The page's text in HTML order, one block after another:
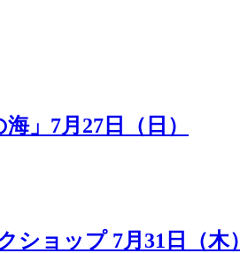
」7月27日（日）
ョップ 7月31日（木）